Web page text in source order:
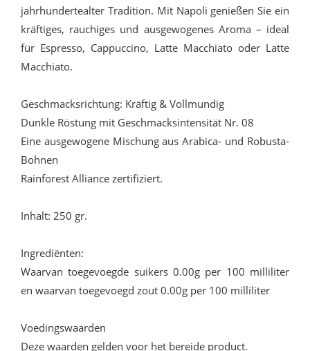
jahrhundertealter Tradition. Mit Napoli genießen Sie ein
kräftiges, rauchiges und ausgewogenes Aroma – ideal
für Espresso, Cappuccino, Latte Macchiato oder Latte
Macchiato.
Geschmacksrichtung: Kräftig & Vollmundig
Dunkle Röstung mit Geschmacksintensität Nr. 08
Eine ausgewogene Mischung aus Arabica- und Robusta-
Bohnen
Rainforest Alliance zertifiziert.
Inhalt: 250 gr.
Ingrediënten:
Waarvan toegevoegde suikers 0.00g per 100 milliliter
en waarvan toegevoegd zout 0.00g per 100 milliliter
Voedingswaarden
Deze waarden gelden voor het bereide product.